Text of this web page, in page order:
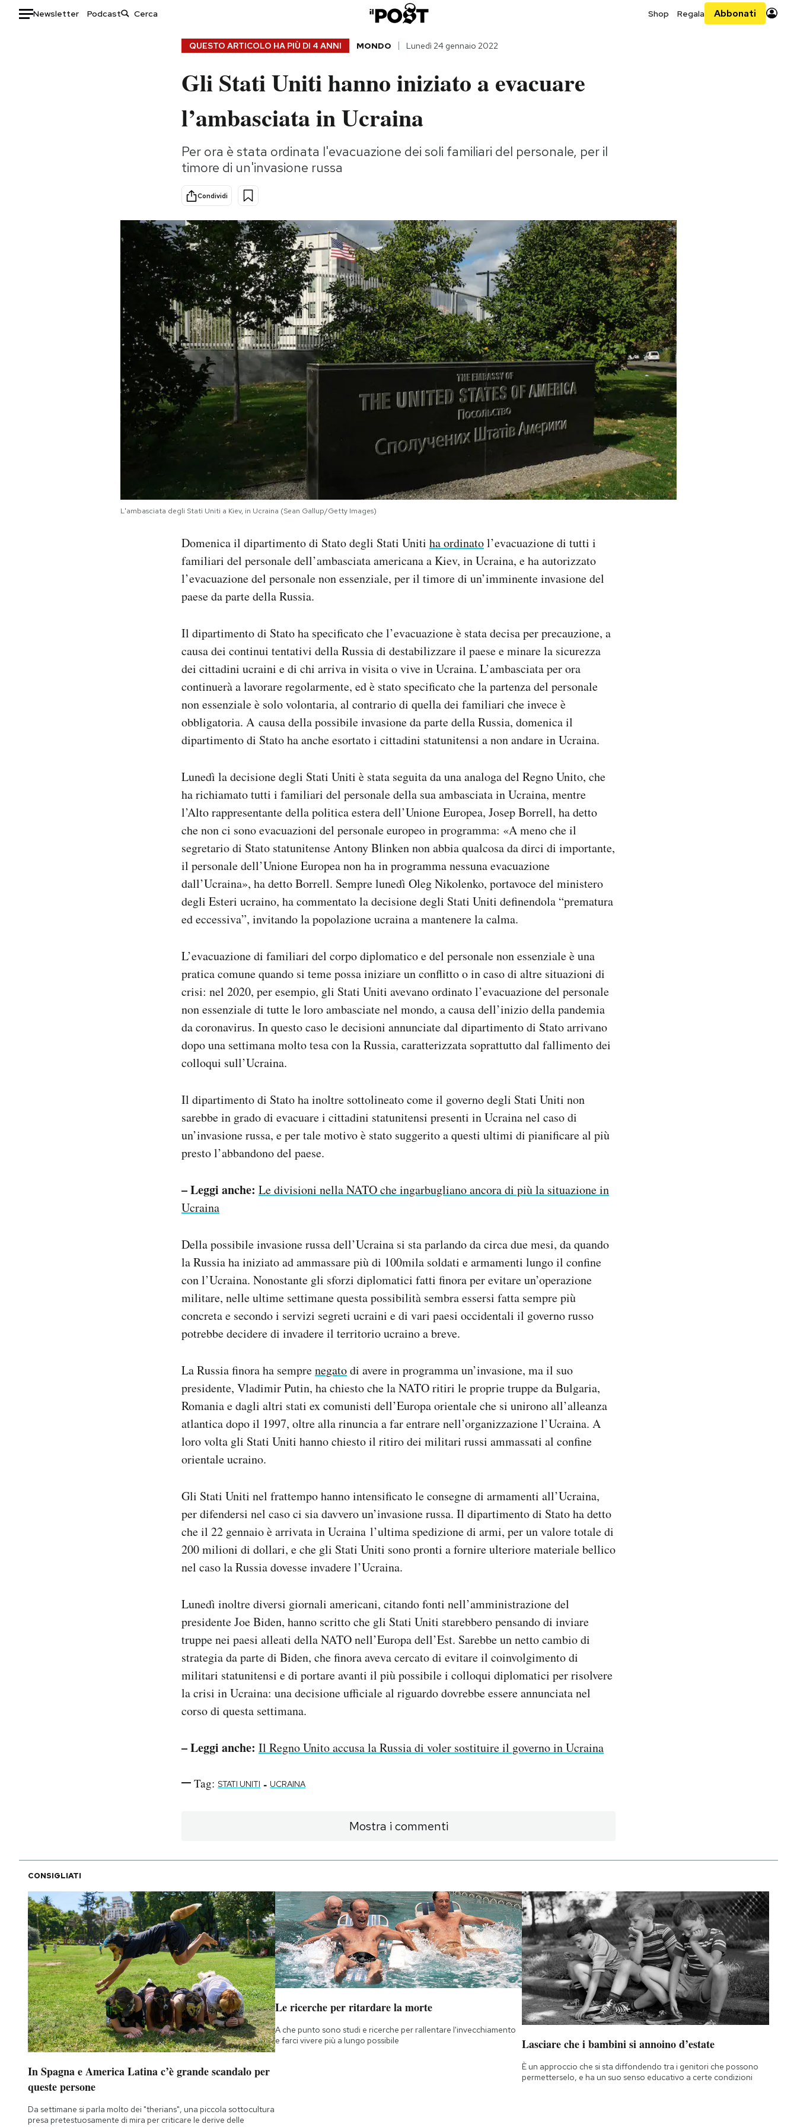
Newsletter Podcast Shop Regala Abbonati
Storie/Idee
Ok Boomer!
Altrecose
Mondiali calcio 2026
QUESTO ARTICOLO HA PIÙ DI 4 ANNI MONDO Lunedì 24 gennaio 2022
Gli Stati Uniti hanno iniziato a evacuare
l’ambasciata in Ucraina
Per ora è stata ordinata l'evacuazione dei soli familiari del personale, per il
timore di un'invasione russa
Condividi
L'ambasciata degli Stati Uniti a Kiev, in Ucraina (Sean Gallup/Getty Images)
Domenica il dipartimento di Stato degli Stati Uniti ha ordinatol’evacuazione di tutti i
familiari del personale dell’ambasciata americana a Kiev, in Ucraina, e ha autorizzato
l’evacuazione del personale non essenziale, per il timore di un’imminente invasione del
paese da parte della Russia.
Il dipartimento di Stato ha specificato che l’evacuazione è stata decisa per precauzione, a
causa dei continui tentativi della Russia di destabilizzare il paese e minare la sicurezza
dei cittadini ucraini e di chi arriva in visita o vive in Ucraina. L’ambasciata per ora
continuerà a lavorare regolarmente, ed è stato specificato che la partenza del personale
non essenziale è solo volontaria, al contrario di quella dei familiari che invece è
obbligatoria. A causa della possibile invasione da parte della Russia, domenica il
dipartimento di Stato ha anche esortato i cittadini statunitensi a non andare in Ucraina.
Lunedì la decisione degli Stati Uniti è stata seguita da una analoga del Regno Unito, che
ha richiamato tutti i familiari del personale della sua ambasciata in Ucraina, mentre
l’Alto rappresentante della politica estera dell’Unione Europea, Josep Borrell, ha detto
che non ci sono evacuazioni del personale europeo in programma: «A meno che il
segretario di Stato statunitense Antony Blinken non abbia qualcosa da dirci di importante,
il personale dell’Unione Europea non ha in programma nessuna evacuazione
dall’Ucraina», ha detto Borrell. Sempre lunedì Oleg Nikolenko, portavoce del ministero
degli Esteri ucraino, ha commentato la decisione degli Stati Uniti definendola “prematura
ed eccessiva”, invitando la popolazione ucraina a mantenere la calma.
L’evacuazione di familiari del corpo diplomatico e del personale non essenziale è una
pratica comune quando si teme possa iniziare un conflitto o in caso di altre situazioni di
crisi: nel 2020, per esempio, gli Stati Uniti avevano ordinato l’evacuazione del personale
non essenziale di tutte le loro ambasciate nel mondo, a causa dell’inizio della pandemia
da coronavirus. In questo caso le decisioni annunciate dal dipartimento di Stato arrivano
dopo una settimana molto tesa con la Russia, caratterizzata soprattutto dal fallimento dei
colloqui sull’Ucraina.
Il dipartimento di Stato ha inoltre sottolineato come il governo degli Stati Uniti non
sarebbe in grado di evacuare i cittadini statunitensi presenti in Ucraina nel caso di
un’invasione russa, e per tale motivo è stato suggerito a questi ultimi di pianificare al più
presto l’abbandono del paese.
– Leggi anche: Le divisioni nella NATO che ingarbugliano ancora di più la situazione in
Ucraina
Della possibile invasione russa dell’Ucraina si sta parlando da circa due mesi, da quando
la Russia ha iniziato ad ammassare più di 100mila soldati e armamenti lungo il confine
con l’Ucraina. Nonostante gli sforzi diplomatici fatti finora per evitare un’operazione
militare, nelle ultime settimane questa possibilità sembra essersi fatta sempre più
concreta e secondo i servizi segreti ucraini e di vari paesi occidentali il governo russo
potrebbe decidere di invadere il territorio ucraino a breve.
La Russia finora ha semprenegatodi avere in programma un’invasione, ma il suo
presidente, Vladimir Putin, ha chiesto che la NATO ritiri le proprie truppe da Bulgaria,
Romania e dagli altri stati ex comunisti dell’Europa orientale che si unirono all’alleanza
atlantica dopo il 1997, oltre alla rinuncia a far entrare nell’organizzazione l’Ucraina. A
loro volta gli Stati Uniti hanno chiesto il ritiro dei militari russi ammassati al confine
orientale ucraino.
Gli Stati Uniti nel frattempo hanno intensificato le consegne di armamenti all’Ucraina,
per difendersi nel caso ci sia davvero un’invasione russa. Il dipartimento di Stato ha detto
che il 22 gennaio è arrivata in Ucraina l’ultima spedizione di armi, per un valore totale di
200 milioni di dollari, e che gli Stati Uniti sono pronti a fornire ulteriore materiale bellico
nel caso la Russia dovesse invadere l’Ucraina.
Lunedì inoltre diversi giornali americani, citando fonti nell’amministrazione del
presidente Joe Biden, hanno scritto che gli Stati Uniti starebbero pensando di inviare
truppe nei paesi alleati della NATO nell’Europa dell’Est. Sarebbe un netto cambio di
strategia da parte di Biden, che finora aveva cercato di evitare il coinvolgimento di
militari statunitensi e di portare avanti il più possibile i colloqui diplomatici per risolvere
la crisi in Ucraina: una decisione ufficiale al riguardo dovrebbe essere annunciata nel
corso di questa settimana.
– Leggi anche: Il Regno Unito accusa la Russia di voler sostituire il governo in Ucraina
Tag: STATI UNITI - UCRAINA
Mostra i commenti
CONSIGLIATI
In Spagna e America Latina c’è grande scandalo per
queste persone
Da settimane si parla molto dei "therians", una piccola sottocultura
presa pretestuosamente di mira per criticare le derive delle
Le ricerche per ritardare la morte
A che punto sono studi e ricerche per rallentare l'invecchiamento
e farci vivere più a lungo possibile
Lasciare che i bambini si annoino d’estate
È un approccio che si sta diffondendo tra i genitori che possono
permetterselo, e ha un suo senso educativo a certe condizioni